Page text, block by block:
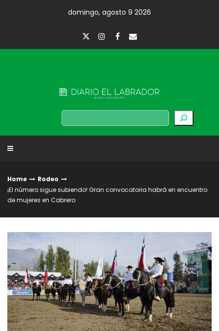
domingo, agosto 9 2026
Buscar
Home
Rodeo
¡El número sigue subiendo! Gran convocatoria habrá en encuentro
de mujeres en Cabrero